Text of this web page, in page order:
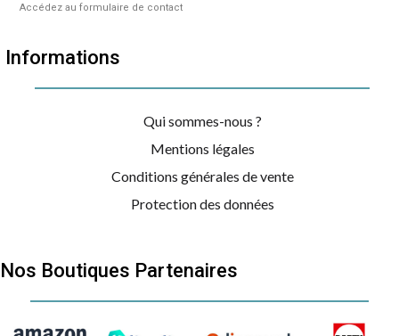
Accédez au formulaire de contact
Informations
Qui sommes-nous ?
Mentions légales
Conditions générales de vente
Protection des données
Nos Boutiques Partenaires